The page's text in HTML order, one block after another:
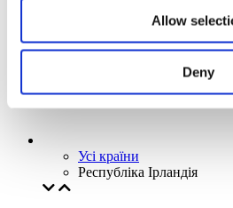
Allow
Deny
Усі країни
Республіка Ірландія